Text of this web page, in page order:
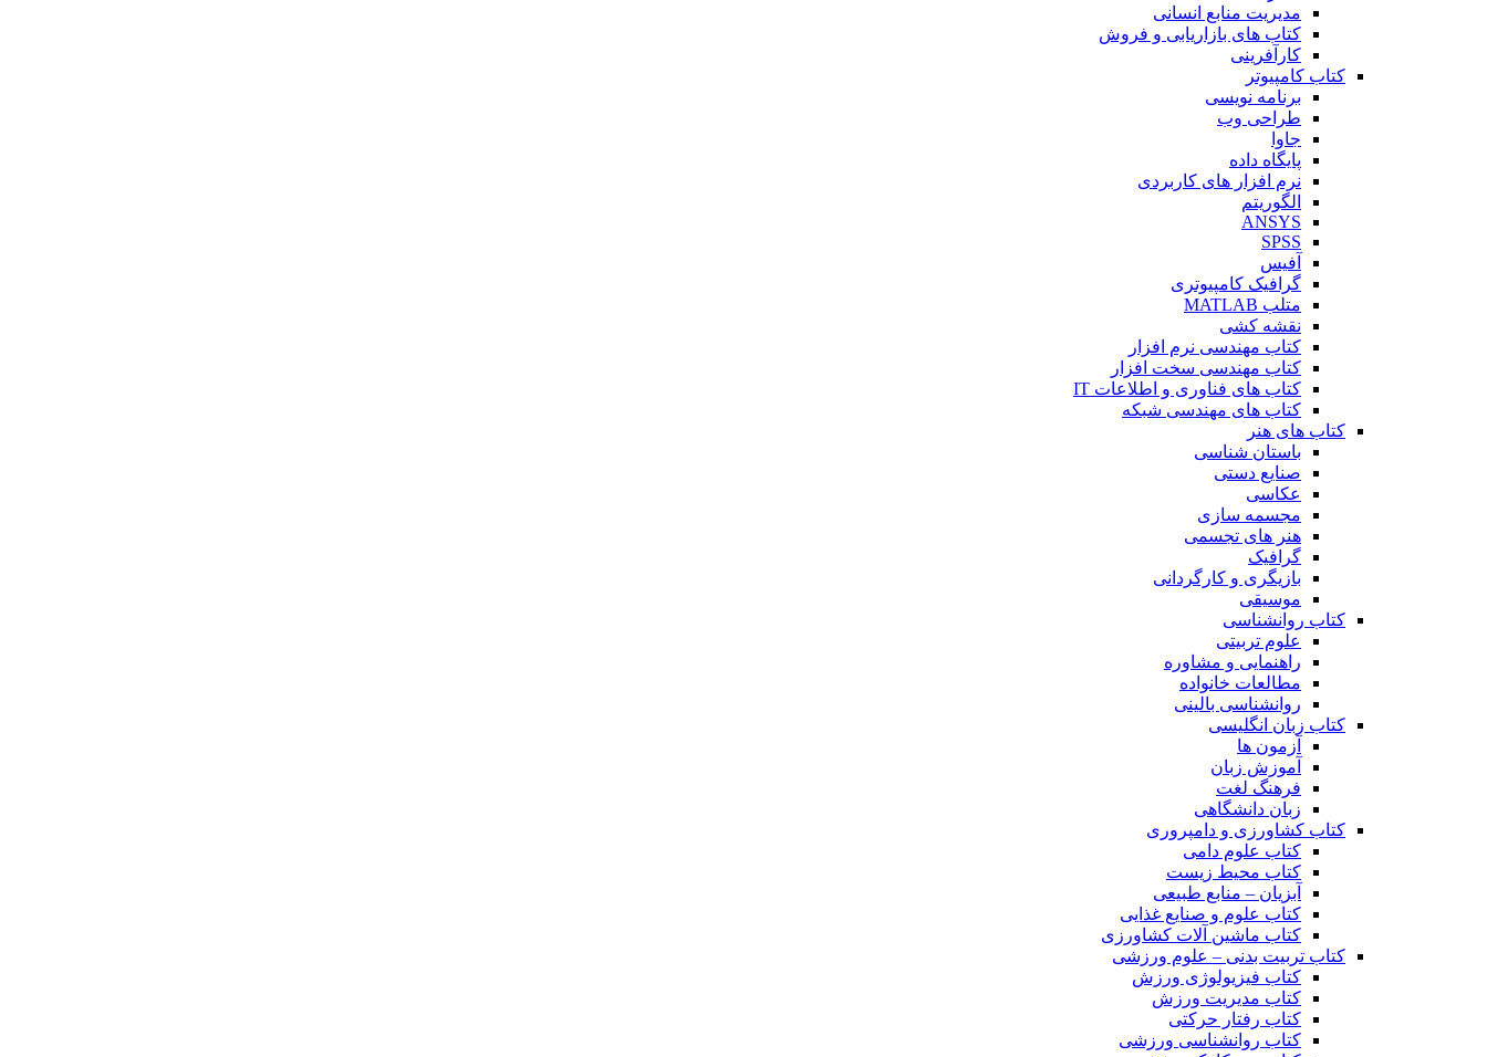
مدیریت منابع انسانی
کتاب های بازاریابی و فروش
کارآفرینی
کتاب کامپیوتر
برنامه نویسی
طراحی وب
جاوا
پایگاه داده
نرم افزار های کاربردی
الگوریتم
ANSYS
SPSS
آفیس
گرافیک کامپیوتری
متلب MATLAB
نقشه کشی
کتاب مهندسی نرم افزار
کتاب مهندسی سخت افزار
کتاب های فناوری و اطلاعات IT
کتاب های مهندسی شبکه
کتاب های هنر
باستان شناسی
صنایع دستی
عکاسی
مجسمه سازی
هنر های تجسمی
گرافیک
بازیگری و کارگردانی
موسیقی
کتاب روانشناسی
علوم تربیتی
راهنمایی و مشاوره
مطالعات خانواده
روانشناسی بالینی
کتاب زبان انگلیسی
آزمون ها
آموزش زبان
فرهنگ لغت
زبان دانشگاهی
کتاب کشاورزی و دامپروری
کتاب علوم دامی
کتاب محیط زیست
آبزیان – منابع طبیعی
کتاب علوم و صنایع غذایی
کتاب ماشین آلات کشاورزی
کتاب تربیت بدنی – علوم ورزشی
کتاب فیزیولوژی ورزش
کتاب مدیریت ورزش
کتاب رفتار حرکتی
کتاب روانشناسی ورزشی